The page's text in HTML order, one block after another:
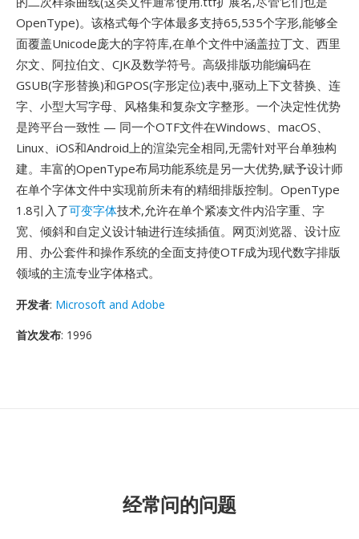
OpenType)。该格式每个字体最多支持65,535个字形,能够全
面覆盖Unicode庞大的字符库,在单个文件中涵盖拉丁文、西里
尔文、阿拉伯文、CJK及数学符号。高级排版功能编码在
GSUB(字形替换)和GPOS(字形定位)表中,驱动上下文替换、连
字、小型大写字母、风格集和复杂文字整形。一个决定性优势
是跨平台一致性 — 同一个OTF文件在Windows、macOS、
Linux、iOS和Android上的渲染完全相同,无需针对平台单独构
建。丰富的OpenType布局功能系统是另一大优势,赋予设计师
在单个字体文件中实现前所未有的精细排版控制。OpenType
1.8引入了可变字体技术,允许在单个紧凑文件内沿字重、字
宽、倾斜和自定义设计轴进行连续插值。网页浏览器、设计应
用、办公套件和操作系统的全面支持使OTF成为现代数字排版
领域的主流专业字体格式。
开发者: Microsoft and Adobe
首次发布: 1996
经常问的问题